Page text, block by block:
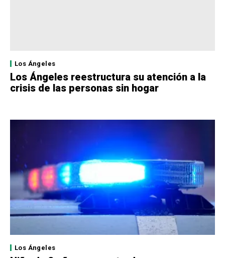
Los Ángeles
Los Ángeles reestructura su atención a la
crisis de las personas sin hogar
Los Ángeles